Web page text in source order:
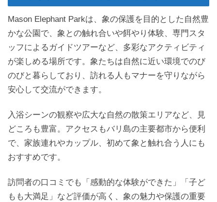
Mason Elephant Parkは、象の保護を目的とした自然豊
かな公園で、象との触れ合いや餌やり体験、専門スタ
ッフによるガイドツアーなど、多彩なアクティビティ
が楽しめる場所です。象たちは自然に近い環境でのび
のびと暮らしており、訪れる人もマナーを守りながら
安心して交流ができます。
入浴シーンの観察や広大な自然の散策エリアなど、見
どころも豊富。アクセスもバリ島の主要都市から便利
で、家族連れやカップル、初めて象と触れ合う人にも
おすすめです。
訪問者の口コミでも「感動的な体験ができた」「子ど
もも大満足」など評価が高く、象の魅力や保護の重要